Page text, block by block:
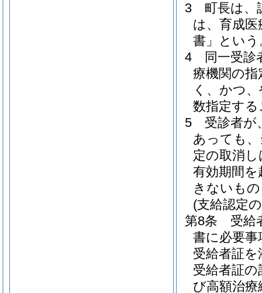
3
町長は、
は、育成医
書」という
4
同一受診
療機関の
く、かつ
数指定す
5
受診者が
あっても
定の取消
有効期間
きないも
(支給認定
第8条
受給
書に必要
受給者証
受給者証
び高額治療